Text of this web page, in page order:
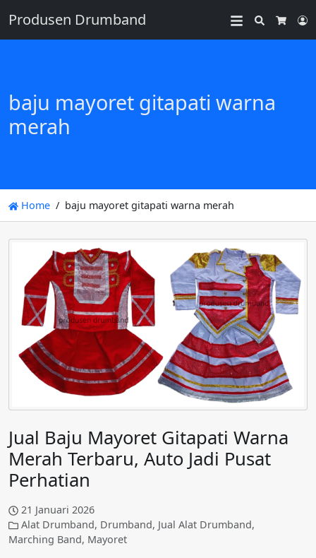
Produsen Drumband
Search
baju mayoret gitapati warna
merah
Home baju mayoret gitapati warna merah
Jual Baju Mayoret Gitapati Warna
Merah Terbaru, Auto Jadi Pusat
Perhatian
21 Januari 2026
Alat Drumband, Drumband, Jual Alat Drumband,
Marching Band, Mayoret